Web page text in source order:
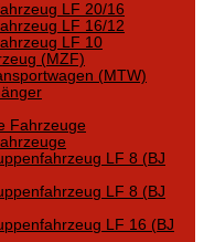
LF 20/16
LF 16/12
LF 10
(MZF)
(MTW)
Fahrzeuge
LF 8 (BJ
LF 8 (BJ
LF 16 (BJ